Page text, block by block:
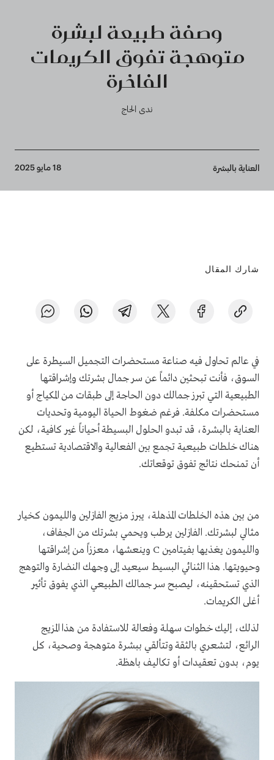
وصفة طبيعة لبشرة
متوهجة تفوق الكريمات
الفاخرة
ندى الحاج
Breadcrumb
العناية بالبشرة 18 مايو 2025
شارك المقال
في عالم تحاول فيه صناعة مستحضرات التجميل السيطرة على
السوق، فأنت تبحثين دائماً عن سر جمال بشرتك وإشراقتها
الطبيعية التي تبرز جمالك دون الحاجة إلى طبقات من المكياج أو
مستحضرات مكلفة. فرغم ضغوط الحياة اليومية وتحديات
العناية بالبشرة، قد تبدو الحلول البسيطة أحياناً غير كافية، لكن
هناك خلطات طبيعية تجمع بين الفعالية والاقتصادية تستطيع
أن تمنحك نتائج تفوق توقعاتك.
من بين هذه الخلطات المذهلة، يبرز مزيج الفازلين والليمون كخيار
مثالي لبشرتك. الفازلين يرطب ويحمي بشرتك من الجفاف،
والليمون يغذيها بفيتامين C وينعشها، معززاً من إشراقتها
وحيويتها. هذا الثنائي البسيط سيعيد إلى وجهك النضارة والتوهج
الذي تستحقينه، ليصبح سر جمالك الطبيعي الذي يفوق تأثير
أغلى الكريمات.
لذلك، إليك خطوات سهلة وفعالة للاستفادة من هذا المزيج
الرائع، لتشعري بالثقة وتتألقي ببشرة متوهجة وصحية، كل
يوم، بدون تعقيدات أو تكاليف باهظة.